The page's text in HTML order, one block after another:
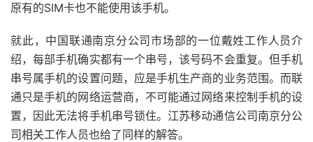
原有的SIM卡也不能使用该手机。
就此，中国联通南京分公司市场部的一位戴姓工作人员介
绍，每部手机确实都有一个串号，该号码不会重复。但手机
串号属手机的设置问题，应是手机生产商的业务范围。而联
通只是手机的网络运营商，不可能通过网络来控制手机的设
置，因此无法将手机串号锁住。江苏移动通信公司南京分公
司相关工作人员也给了同样的解答。